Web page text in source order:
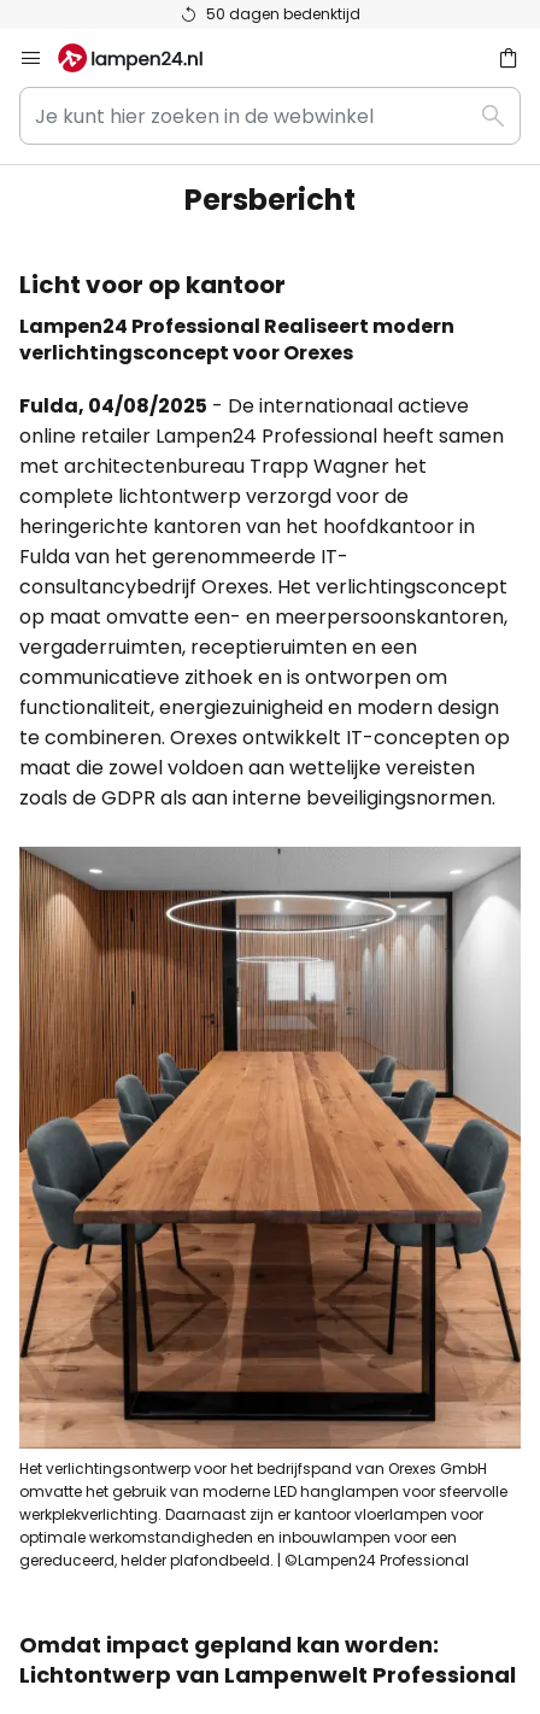
50 dagen bedenktijd
naar
de
inhoud
Je
kunt
hier
webwinkel
Persbericht
Licht voor op kantoor
Lampen24 Professional Realiseert modern
verlichtingsconcept voor Orexes
Fulda, 04/08/2025 - De internationaal actieve
online retailer Lampen24 Professional heeft samen
met architectenbureau Trapp Wagner het
complete lichtontwerp verzorgd voor de
heringerichte kantoren van het hoofdkantoor in
Fulda van het gerenommeerde IT-
consultancybedrijf Orexes. Het verlichtingsconcept
op maat omvatte een- en meerpersoonskantoren,
vergaderruimten, receptieruimten en een
communicatieve zithoek en is ontworpen om
functionaliteit, energiezuinigheid en modern design
te combineren. Orexes ontwikkelt IT-concepten op
maat die zowel voldoen aan wettelijke vereisten
zoals de GDPR als aan interne beveiligingsnormen.
Het verlichtingsontwerp voor het bedrijfspand van Orexes GmbH
omvatte het gebruik van moderne LED hanglampen voor sfeervolle
werkplekverlichting. Daarnaast zijn er kantoor vloerlampen voor
optimale werkomstandigheden en inbouwlampen voor een
gereduceerd, helder plafondbeeld. | ©Lampen24 Professional
Omdat impact gepland kan worden:
Lichtontwerp van Lampenwelt Professional